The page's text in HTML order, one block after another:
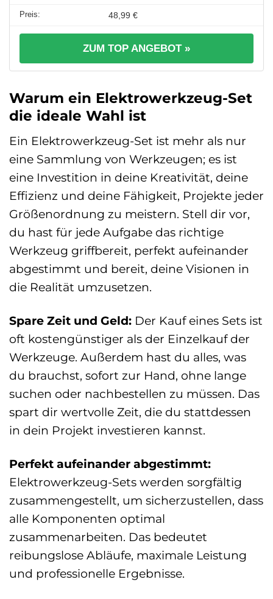
48,99 €
ZUM TOP ANGEBOT »
Warum ein Elektrowerkzeug-Set
die ideale Wahl ist
Ein Elektrowerkzeug-Set ist mehr als nur
eine Sammlung von Werkzeugen; es ist
eine Investition in deine Kreativität, deine
Effizienz und deine Fähigkeit, Projekte jeder
Größenordnung zu meistern. Stell dir vor,
du hast für jede Aufgabe das richtige
Werkzeug griffbereit, perfekt aufeinander
abgestimmt und bereit, deine Visionen in
die Realität umzusetzen.
Spare Zeit und Geld: Der Kauf eines Sets ist
oft kostengünstiger als der Einzelkauf der
Werkzeuge. Außerdem hast du alles, was
du brauchst, sofort zur Hand, ohne lange
suchen oder nachbestellen zu müssen. Das
spart dir wertvolle Zeit, die du stattdessen
in dein Projekt investieren kannst.
Perfekt aufeinander abgestimmt:
Elektrowerkzeug-Sets werden sorgfältig
zusammengestellt, um sicherzustellen, dass
alle Komponenten optimal
zusammenarbeiten. Das bedeutet
reibungslose Abläufe, maximale Leistung
und professionelle Ergebnisse.